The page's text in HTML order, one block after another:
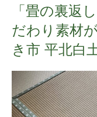
「畳の裏返
だわり素材
き市 平北白土